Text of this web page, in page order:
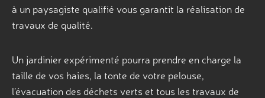
à un paysagiste qualifié vous garantit la réalisation de
travaux de qualité.
Un jardinier expérimenté pourra prendre en charge la
taille de vos haies, la tonte de votre pelouse,
l’évacuation des déchets verts et tous les travaux de